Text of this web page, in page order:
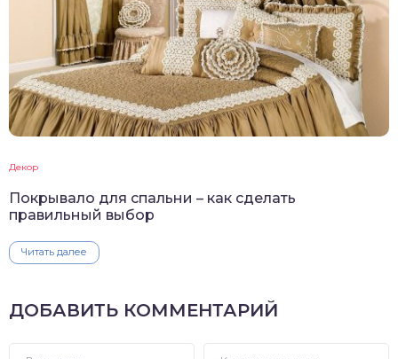
Декор
Покрывало для спальни – как сделать
правильный выбор
Читать далее
ДОБАВИТЬ КОММЕНТАРИЙ